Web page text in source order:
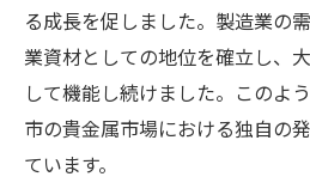
市場予測における貴金
貴金属投資を成功に導く
貴金属投資の基本分析
市場データを用いた投
る成長を促しました。製造業の
業資材としての地位を確立し、
して機能し続けました。このよ
市の貴金属市場における独自の
ています。